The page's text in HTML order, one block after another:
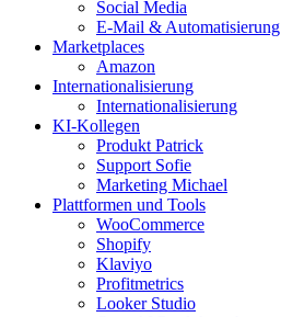
Social Media
E-Mail & Automatisierung
Marketplaces
Amazon
Internationalisierung
Internationalisierung
KI-Kollegen
Produkt Patrick
Support Sofie
Marketing Michael
Plattformen und Tools
WooCommerce
Shopify
Klaviyo
Profitmetrics
Looker Studio